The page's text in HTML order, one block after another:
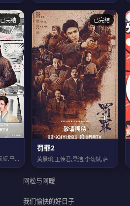
已完结 已完结
罚罪2
阿松与阿暖
我们愉快的好日子